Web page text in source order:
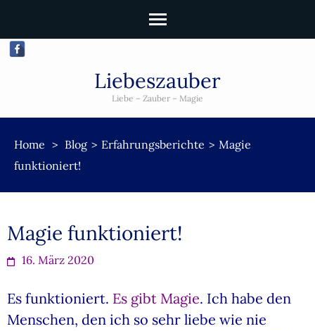
Liebeszauber
Liebe – Zauber – Magie
Home > Blog > Erfahrungsberichte > Magie
funktioniert!
Magie funktioniert!
16. März 2020
Es funktioniert. Es gibt Magie. Ich habe den
Menschen, den ich so sehr liebe wie nie